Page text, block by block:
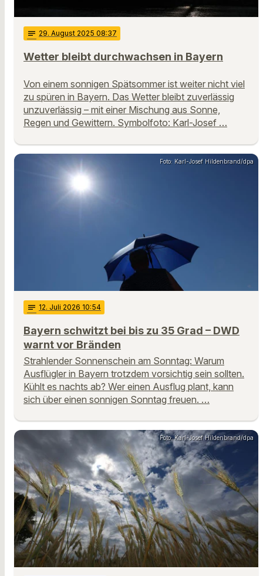
notes 29. August 2025 08:37
Wetter bleibt durchwachsen in Bayern
Von einem sonnigen Spätsommer ist weiter nicht viel
zu spüren in Bayern. Das Wetter bleibt zuverlässig
unzuverlässig – mit einer Mischung aus Sonne,
Regen und Gewittern. Symbolfoto: Karl-Josef …
Foto: Karl-Josef Hildenbrand/dpa
notes 12. Juli 2026 10:54
Bayern schwitzt bei bis zu 35 Grad – DWD
warnt vor Bränden
Strahlender Sonnenschein am Sonntag: Warum
Ausflügler in Bayern trotzdem vorsichtig sein sollten.
Kühlt es nachts ab? Wer einen Ausflug plant, kann
sich über einen sonnigen Sonntag freuen. …
Foto: Karl-Josef Hildenbrand/dpa